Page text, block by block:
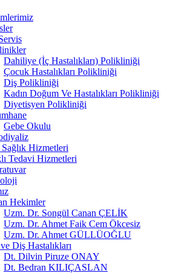
Dahiliye (İç Hastalıkları) Polikliniği
Çocuk Hastalıkları Polikliniği
Diş Polikliniği
Kadın Doğum Ve Hastalıkları Polikliniği
Diyetisyen Polikliniği
Gebe Okulu
Hizmetleri
Tedavi Hizmetleri
Hekimler
Uzm. Dr. Songül Canan ÇELİK
Uzm. Dr. Ahmet Faik Cem Ökcesiz
Uzm. Dr. Ahmet GÜLLÜOĞLU
Diş Hastalıkları
Dt. Dilvin Piruze ONAY
Dt. Bedran KILIÇASLAN